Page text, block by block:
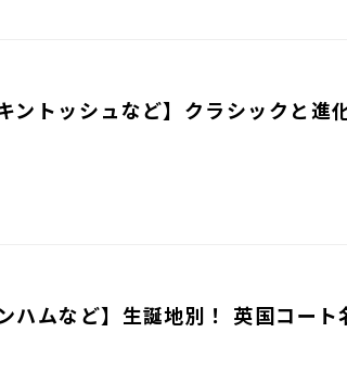
ントッシュなど】クラシックと進
ハムなど】生誕地別！ 英国コート